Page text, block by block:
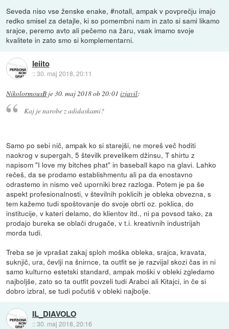
Seveda niso vse ženske enake, #notall, ampak v povprečju imajo
redko smisel za detajle, ki so pomembni nam in zato si sami likamo
srajce, peremo avto ali pečemo na žaru, vsak imamo svoje
kvalitete in zato smo si komplementarni.
leiito
::30. maj 2018, 20:11
NikolormousB je30. maj 2018 ob 20:01 izjavil:
Kaj je narobe z adidaskami?
Samo po sebi nič, ampak ko si starejši, ne moreš več hoditi
naokrog v supergah, 5 številk prevelikem džinsu, T shirtu z
napisom "I love my bitches phat" in baseball kapo na glavi. Lahko
rečeš, da se prodamo establishmentu ali pa da enostavno
odrastemo in nismo več uporniki brez razloga. Potem je pa še
aspekt profesionalnosti, v številnih poklicih je obleka obvezna, s
tem kažemo tudi spoštovanje do svoje obrti oz. poklica, do
institucije, v kateri delamo, do klientov itd., ni pa povsod tako, za
prodajo bureka se oblači drugače, v t.i. kreativnih industrijah
morda tudi.
Treba se je vprašat zakaj sploh moška obleka, srajca, kravata,
suknjič, ura, čevlji na šnirnce, ta outfit se je razvijal skozi čas in ni
samo kulturno estetski standard, ampak moški v obleki zgledamo
najboljše, zato so ta outfit povzeli tudi Arabci ali Kitajci, in če si
dobro izbral, se tudi počutiš v obleki najbolje.
IL_DIAVOLO
::30. maj 2018, 20:16